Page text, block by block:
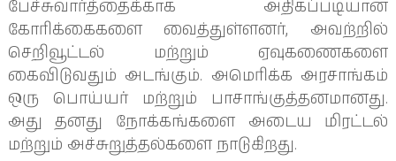
பேச்சுவார்த்தைக்காக அதிகப்படியான
கோரிக்கைகளை வைத்துள்ளனர், அவற்றில்
செறிவூட்டல் மற்றும் ஏவுகணைகளை
கைவிடுவதும் அடங்கும். அமெரிக்க அரசாங்கம்
ஒரு பொய்யர் மற்றும் பாசாங்குத்தனமானது.
அது தனது நோக்கங்களை அடைய மிரட்டல்
மற்றும் அச்சுறுத்தல்களை நாடுகிறது.